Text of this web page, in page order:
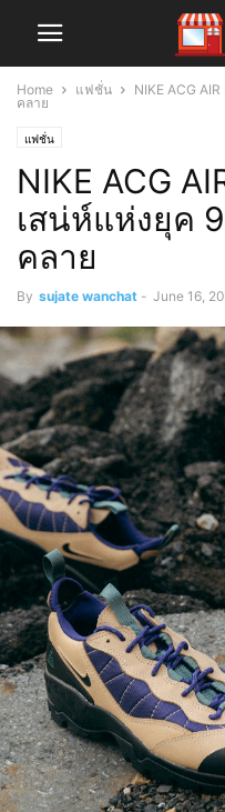
Home แฟชั่น
NIKE ACG
คลาย
แฟชั่น
NIKE ACG
เสน่ห์แห่งยุค
คลาย
By sujate wanchat - June 16,